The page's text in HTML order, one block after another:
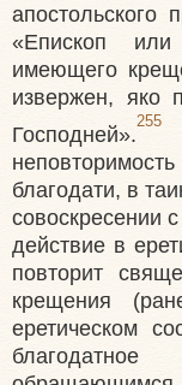
апостольского
«Епископ
имеющего
извержен, яко
Господней».
255
благодати, в
совоскресении
действие в
повторит
крещения
еретическом